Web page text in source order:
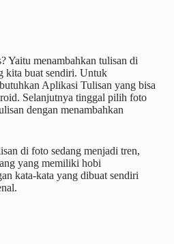
Yaitu menambahkan tulisan di
kita buat sendiri. Untuk
Aplikasi Tulisan yang bisa
Selanjutnya tinggal pilih foto
dengan menambahkan
di foto sedang menjadi tren,
yang memiliki hobi
kata-kata yang dibuat sendiri